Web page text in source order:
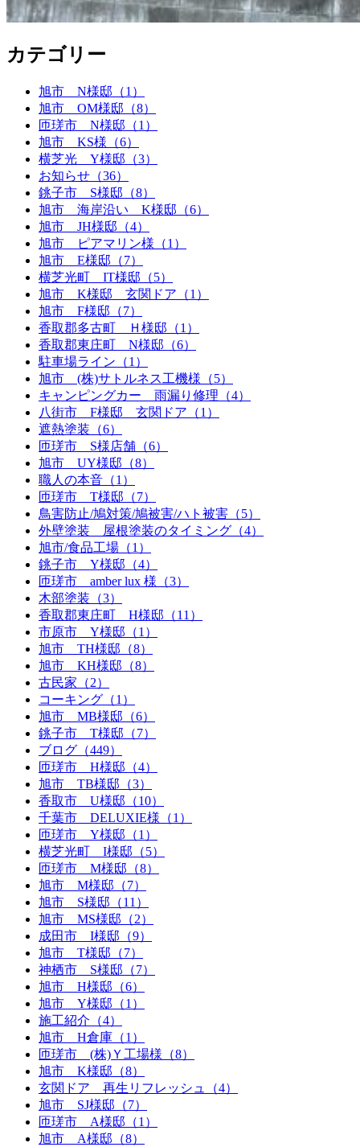
カテゴリー
旭市 N様邸（1）
旭市 OM様邸（8）
匝瑳市 N様邸（1）
旭市 KS様（6）
横芝光 Y様邸（3）
お知らせ（36）
銚子市 S様邸（8）
旭市 海岸沿い K様邸（6）
旭市 JH様邸（4）
旭市 ピアマリン様（1）
旭市 E様邸（7）
横芝光町 IT様邸（5）
旭市 K様邸 玄関ドア（1）
旭市 F様邸（7）
香取郡多古町 Ｈ様邸（1）
香取郡東庄町 N様邸（6）
駐車場ライン（1）
旭市 (株)サトルネス工機様（5）
キャンピングカー 雨漏り修理（4）
八街市 F様邸 玄関ドア（1）
遮熱塗装（6）
匝瑳市 S様店舗（6）
旭市 UY様邸（8）
職人の本音（1）
匝瑳市 T様邸（7）
鳥害防止/鳩対策/鳩被害/ハト被害（5）
外壁塗装 屋根塗装のタイミング（4）
旭市/食品工場（1）
銚子市 Y様邸（4）
匝瑳市 amber lux 様（3）
木部塗装（3）
香取郡東庄町 H様邸（11）
市原市 Y様邸（1）
旭市 TH様邸（8）
旭市 KH様邸（8）
古民家（2）
コーキング（1）
旭市 MB様邸（6）
銚子市 T様邸（7）
ブログ（449）
匝瑳市 H様邸（4）
旭市 TB様邸（3）
香取市 U様邸（10）
千葉市 DELUXIE様（1）
匝瑳市 Y様邸（1）
横芝光町 I様邸（5）
匝瑳市 M様邸（8）
旭市 M様邸（7）
旭市 S様邸（11）
旭市 MS様邸（2）
成田市 I様邸（9）
旭市 T様邸（7）
神栖市 S様邸（7）
旭市 H様邸（6）
旭市 Y様邸（1）
施工紹介（4）
旭市 H倉庫（1）
匝瑳市 (株)Ｙ工場様（8）
旭市 K様邸（8）
玄関ドア 再生リフレッシュ（4）
旭市 SJ様邸（7）
匝瑳市 A様邸（1）
旭市 A様邸（8）